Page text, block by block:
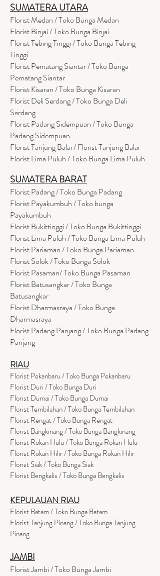
SUMATERA UTARA
Florist Medan / Toko Bunga Medan
Florist Binjai / Toko Bunga Binjai
Florist Tebing Tinggi / Toko Bunga Tebing
Tinggi
Florist Pematang Siantar / Toko Bunga
Pematang Siantar
Florist Kisaran / Toko Bunga Kisaran
Florist Deli Serdang / Toko Bunga Deli
Serdang
Florist Padang Sidempuan / Toko Bunga
Padang Sidempuan
Florist Tanjung Balai / Florist Tanjung Balai
Florist Lima Puluh / Toko Bunga Lima Puluh
SUMATERA BARAT
Florist Padang / Toko Bunga Padang
Florist Payakumbuh / Toko bunga
Payakumbuh
Florist Bukittinggi / Toko Bunga Bukittinggi
Florist Lima Puluh / Toko Bunga Lima Puluh
Florist Pariaman / Toko Bunga Pariaman
Florist Solok / Toko Bunga Solok
Florist Pasaman/ Toko Bunga Pasaman
Florist Batusangkar / Toko Bunga
Batusangkar
Florist Dharmasraya / Toko Bunga
Dharmasraya
Florist Padang Panjang / Toko Bunga Padang
Panjang
RIAU
Florist Pekanbaru / Toko Bunga Pekanbaru
Florist Duri / Toko Bunga Duri
Florist Dumai / Toko Bunga Dumai
Florist Tembilahan / Toko Bunga Tembilahan
Florist Rengat / Toko Bunga Rengat
Florist Bangkinang / Toko Bunga Bangkinang
Florist Rokan Hulu / Toko Bunga Rokan Hulu
Florist Rokan Hilir / Toko Bunga Rokan Hilir
Florist Siak / Toko Bunga Siak
Florist Bengkalis / Toko Bunga Bengkalis
KEPULAUAN RIAU
Florist Batam / Toko Bunga Batam
Florist Tanjung Pinang / Toko Bunga Tanjung
Pinang
JAMBI
Florist Jambi / Toko Bunga Jambi